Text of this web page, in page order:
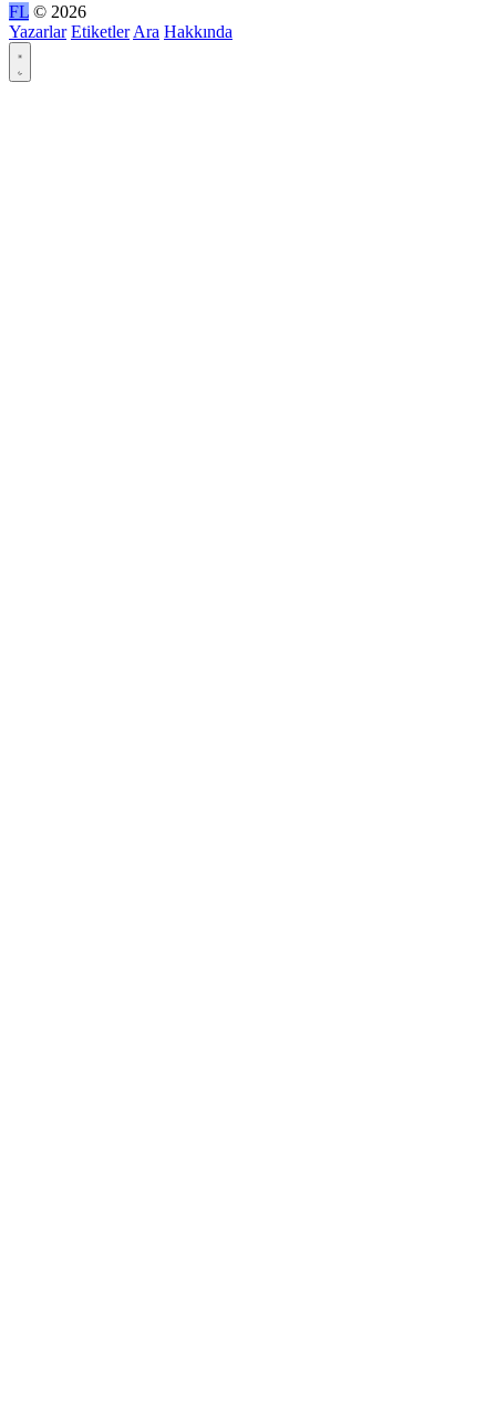
FL © 2026
Yazarlar Etiketler Ara Hakkında